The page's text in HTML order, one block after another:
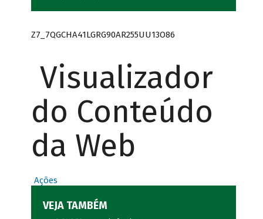
Z7_7QGCHA41LGRG90AR255UU13O86
Visualizador
do Conteúdo
da Web
Ações
VEJA TAMBÉM